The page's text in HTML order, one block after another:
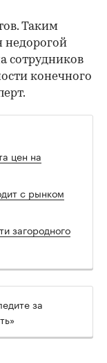
Таким
недорогой
сотрудников
конечного
цен на
с рынком
загородного
за